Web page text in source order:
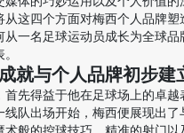
这四个方面对梅西个人品牌塑
一名足球运动员成长为全球品
就与个人品牌初步建
先得益于他在足球场上的卓
队出场开始，梅西便展现出了